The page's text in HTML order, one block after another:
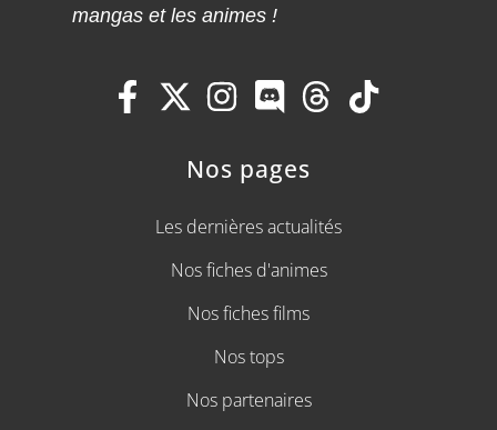
mangas et les animes !
Nos pages
Les dernières actualités
Nos fiches d'animes
Nos fiches films
Nos tops
Nos partenaires